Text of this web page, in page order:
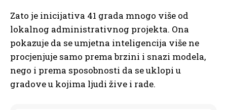
Zato je inicijativa 41 grada mnogo više od
lokalnog administrativnog projekta. Ona
pokazuje da se umjetna inteligencija više ne
procjenjuje samo prema brzini i snazi modela,
nego i prema sposobnosti da se uklopi u
gradove u kojima ljudi žive i rade.